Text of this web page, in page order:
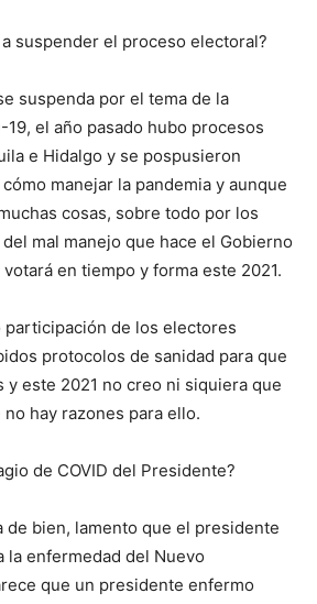
suspender el proceso electoral?
suspenda por el tema de la
19, el año pasado hubo procesos
e Hidalgo y se pospusieron
manejar la pandemia y aunque
cosas, sobre todo por los
mal manejo que hace el Gobierno
en tiempo y forma este 2021.
participación de los electores
protocolos de sanidad para que
y este 2021 no creo ni siquiera que
hay razones para ello.
de COVID del Presidente?
de bien, lamento que el presidente
la enfermedad del Nuevo
que un presidente enfermo